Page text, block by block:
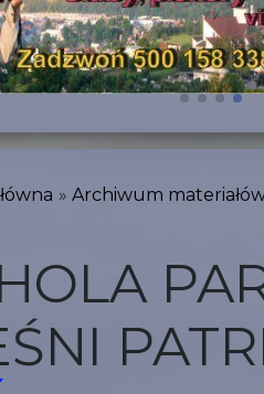
Archiwum